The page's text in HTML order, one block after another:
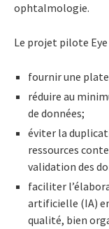
ophtalmologie.
Le projet pilote
fournir une
réduire au
de données;
éviter la
ressources
validation des
faciliter
artificielle (IA)
qualité, bien